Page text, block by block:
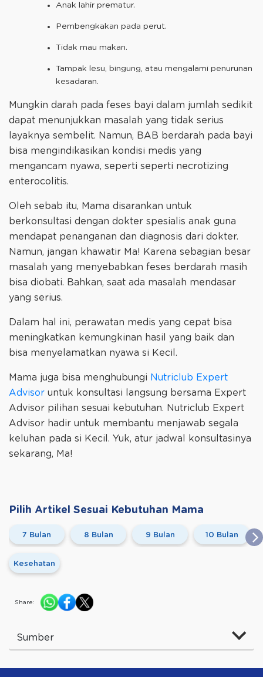
Anak lahir prematur.
Pembengkakan pada perut.
Tidak mau makan.
Tampak lesu, bingung, atau mengalami penurunan
kesadaran.
Mungkin darah pada feses bayi dalam jumlah sedikit
dapat menunjukkan masalah yang tidak serius
layaknya sembelit. Namun, BAB berdarah pada bayi
bisa mengindikasikan kondisi medis yang
mengancam nyawa, seperti seperti necrotizing
enterocolitis.
Oleh sebab itu, Mama disarankan untuk
berkonsultasi dengan dokter spesialis anak guna
mendapat penanganan dan diagnosis dari dokter.
Namun, jangan khawatir Ma! Karena sebagian besar
masalah yang menyebabkan feses berdarah masih
bisa diobati. Bahkan, saat ada masalah mendasar
yang serius.
Dalam hal ini, perawatan medis yang cepat bisa
meningkatkan kemungkinan hasil yang baik dan
bisa menyelamatkan nyawa si Kecil.
Mama juga bisa menghubungi Nutriclub Expert
Advisor untuk konsultasi langsung bersama Expert
Advisor pilihan sesuai kebutuhan. Nutriclub Expert
Advisor hadir untuk membantu menjawab segala
keluhan pada si Kecil. Yuk, atur jadwal konsultasinya
sekarang, Ma!
Pilih Artikel Sesuai Kebutuhan Mama
7 Bulan 8 Bulan 9 Bulan 10 Bulan
Kesehatan
Share:
Sumber